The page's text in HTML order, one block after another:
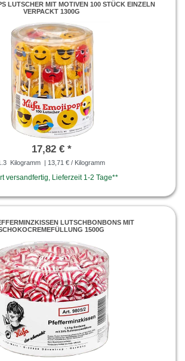
LUTSCHER MIT MOTIVEN 100 STÜCK EINZELN
VERPACKT 1300G
17,82 € *
Kilogramm | 13,71 € / Kilogramm
versandfertig, Lieferzeit 1-2 Tage**
LUTSCHBONBONS MIT
1500G